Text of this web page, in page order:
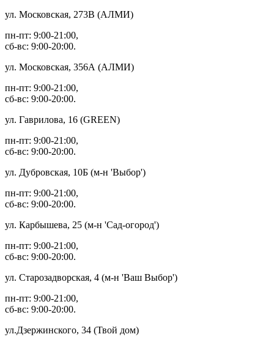
ул. Московская, 273В (АЛМИ)
пн-пт: 9:00-21:00,
сб-вс: 9:00-20:00.
ул. Московская, 356А (АЛМИ)
пн-пт: 9:00-21:00,
сб-вс: 9:00-20:00.
ул. Гаврилова, 16 (GREEN)
пн-пт: 9:00-21:00,
сб-вс: 9:00-20:00.
ул. Дубровская, 10Б (м-н 'Выбор')
пн-пт: 9:00-21:00,
сб-вс: 9:00-20:00.
ул. Карбышева, 25 (м-н 'Сад-огород')
пн-пт: 9:00-21:00,
сб-вс: 9:00-20:00.
ул. Старозадворская, 4 (м-н 'Ваш Выбор')
пн-пт: 9:00-21:00,
сб-вс: 9:00-20:00.
ул.Дзержинского, 34 (Твой дом)